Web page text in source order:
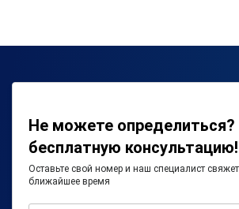
Не можете определиться?
бесплатную консультацию!
Оставьте свой номер и наш специалист
ближайшее время